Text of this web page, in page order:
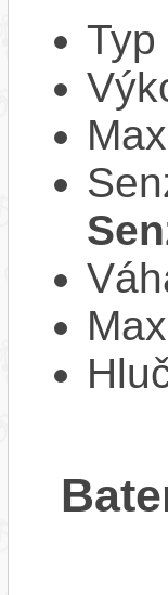
Typ